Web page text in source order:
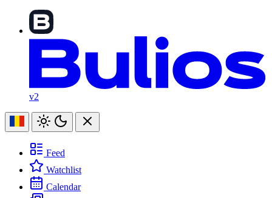
v2
Feed
Watchlist
Calendar